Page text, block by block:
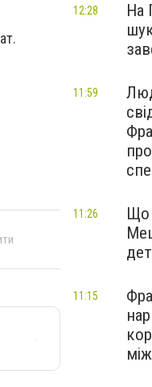
На
12:28
11:59
Що
11:26
11:15